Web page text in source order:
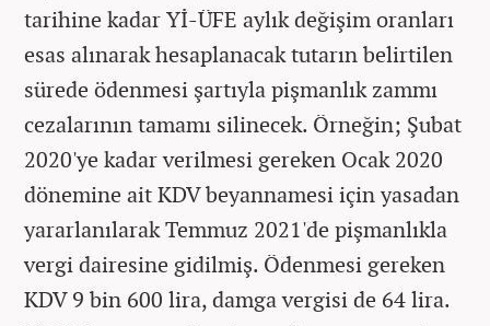
tarihine kadar Yİ-ÜFE aylık değişim oranları
esas alınarak hesaplanacak tutarın belirtilen
sürede ödenmesi şartıyla pişmanlık zammı
cezalarının tamamı silinecek. Örneğin; Şubat
2020'ye kadar verilmesi gereken Ocak 2020
dönemine ait KDV beyannamesi için yasadan
yararlanılarak Temmuz 2021'de pişmanlıkla
vergi dairesine gidilmiş. Ödenmesi gereken
KDV 9 bin 600 lira, damga vergisi de 64 lira.